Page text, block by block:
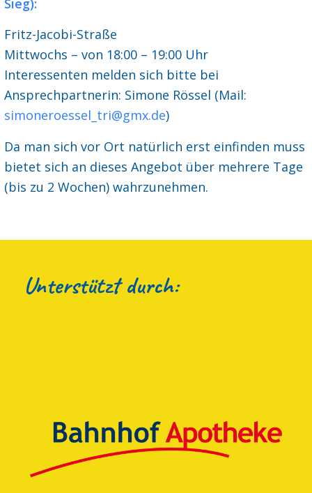
Sieg):
Fritz-Jacobi-Straße
Mittwochs – von 18:00 – 19:00 Uhr
Interessenten melden sich bitte bei
Ansprechpartnerin: Simone Rössel (Mail:
simoneroessel_tri@gmx.de)
Da man sich vor Ort natürlich erst einfinden muss
bietet sich an dieses Angebot über mehrere Tage
(bis zu 2 Wochen) wahrzunehmen.
Unterstützt durch: